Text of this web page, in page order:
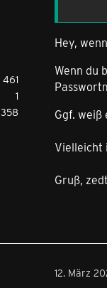
461
1
358
Hey,
Wenn du
Ggf.
Vielleicht
Gruß,
12. März